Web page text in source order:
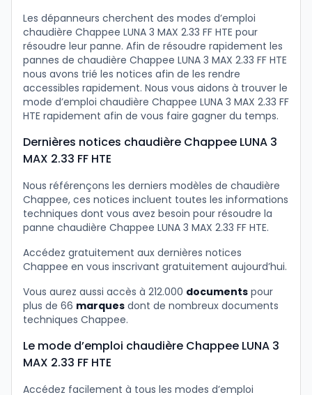
Les dépanneurs cherchent des modes d’emploi
chaudière Chappee LUNA 3 MAX 2.33 FF HTE pour
résoudre leur panne. Afin de résoudre rapidement les
pannes de chaudière Chappee LUNA 3 MAX 2.33 FF HTE
nous avons trié les notices afin de les rendre
accessibles rapidement. Nous vous aidons à trouver le
mode d’emploi chaudière Chappee LUNA 3 MAX 2.33 FF
HTE rapidement afin de vous faire gagner du temps.
Dernières notices chaudière Chappee LUNA 3
MAX 2.33 FF HTE
Nous référençons les derniers modèles de chaudière
Chappee, ces notices incluent toutes les informations
techniques dont vous avez besoin pour résoudre la
panne chaudière Chappee LUNA 3 MAX 2.33 FF HTE.
Accédez gratuitement aux dernières notices
Chappee en vous inscrivant gratuitement aujourd’hui.
Vous aurez aussi accès à 212.000 documents pour
plus de 66 marques dont de nombreux documents
techniques Chappee.
Le mode d’emploi chaudière Chappee LUNA 3
MAX 2.33 FF HTE
Accédez facilement à tous les modes d’emploi